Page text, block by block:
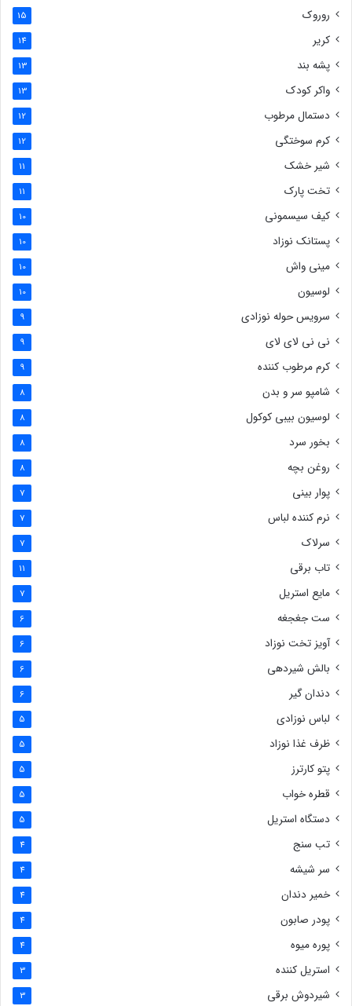
روروک 15
کریر 14
پشه بند 13
واکر کودک 13
دستمال مرطوب 12
کرم سوختگی 12
شیر خشک 11
تخت پارک 11
کیف سیسمونی 10
پستانک نوزاد 10
مینی واش 10
لوسیون 10
سرویس حوله نوزادی 9
نی نی لای لای 9
کرم مرطوب کننده 9
شامپو سر و بدن 8
لوسیون بیبی کوکول 8
بخور سرد 8
روغن بچه 8
پوار بینی 7
نرم کننده لباس 7
سرلاک 7
تاب برقی 11
مایع استریل 7
ست جغجغه 6
آویز تخت نوزاد 6
بالش شیردهی 6
دندان گیر 6
لباس نوزادی 5
ظرف غذا نوزاد 5
پتو کارترز 5
قطره خواب 5
دستگاه استریل 5
تب سنج 4
سر شیشه 4
خمیر دندان 4
پودر صابون 4
پوره میوه 4
استریل کننده 3
شیردوش برقی 3